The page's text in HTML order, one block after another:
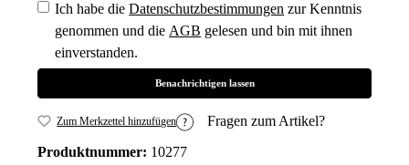
Ich habe dieDatenschutzbestimmungen zur Kenntnis
genommen und die AGB gelesen und bin mit ihnen
einverstanden.
Benachrichtigen lassen
Zum Merkzettel hinzufügen Fragen zum Artikel?
Produktnummer: 10277